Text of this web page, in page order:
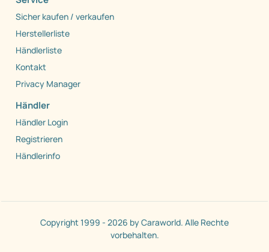
Sicher kaufen / verkaufen
Herstellerliste
Händlerliste
Kontakt
Privacy Manager
Händler
Händler Login
Registrieren
Händlerinfo
Copyright 1999 - 2026 by Caraworld. Alle Rechte
vorbehalten.